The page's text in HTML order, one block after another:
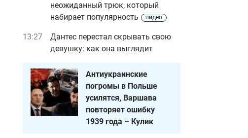
неожиданный трюк, который
набирает популярность
видео
13:27
Дантес перестал скрывать свою
девушку: как она выглядит
Антиукраинские
погромы в Польше
усилятся, Варшава
повторяет ошибку
1939 года – Кулик